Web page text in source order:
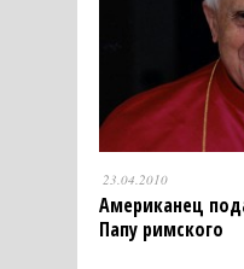
23.04.2010
Американец
Папу римского